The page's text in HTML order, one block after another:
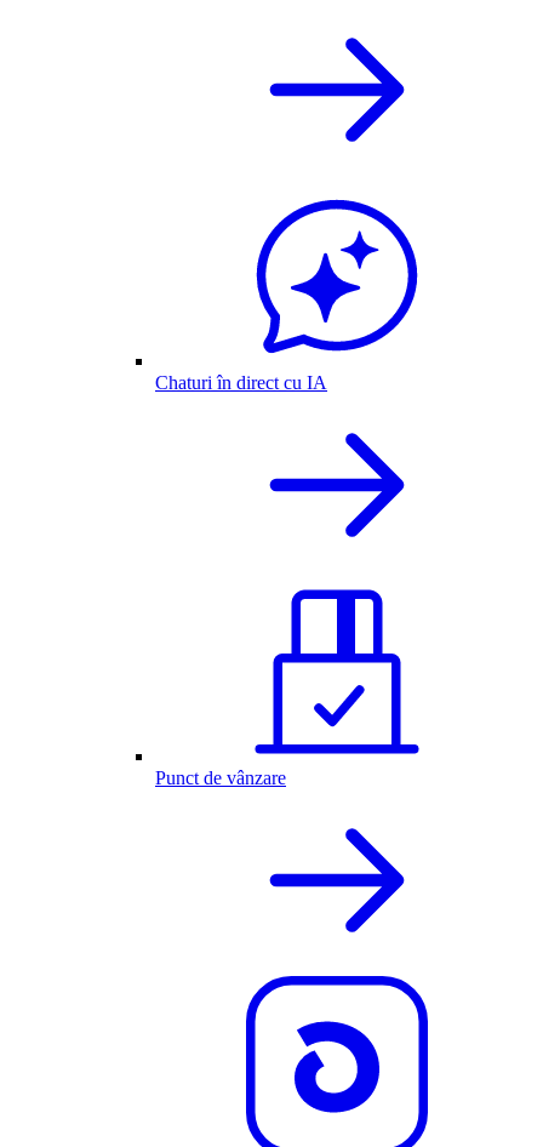
Chaturi în direct cu IA
Punct de vânzare